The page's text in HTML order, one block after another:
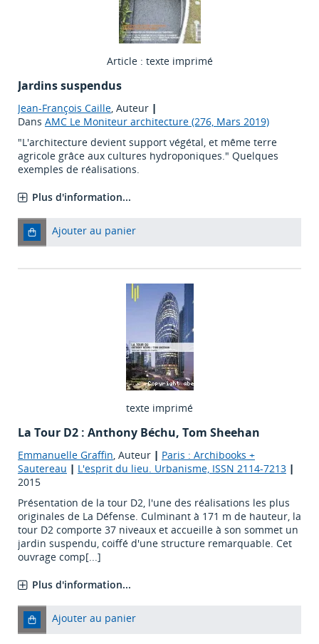
Article : texte imprimé
Jardins suspendus
Jean-François Caille, Auteur |
Dans AMC Le Moniteur architecture (276, Mars 2019)
"L'architecture devient support végétal, et même terre
agricole grâce aux cultures hydroponiques." Quelques
exemples de réalisations.
Plus d'information...
Ajouter au panier
texte imprimé
La Tour D2 : Anthony Béchu, Tom Sheehan
Emmanuelle Graffin, Auteur | Paris : Archibooks +
Sautereau | L'esprit du lieu. Urbanisme, ISSN 2114-7213 |
2015
Présentation de la tour D2, l'une des réalisations les plus
originales de La Défense. Culminant à 171 m de hauteur, la
tour D2 comporte 37 niveaux et accueille à son sommet un
jardin suspendu, coiffé d'une structure remarquable. Cet
ouvrage comp[...]
Plus d'information...
Ajouter au panier